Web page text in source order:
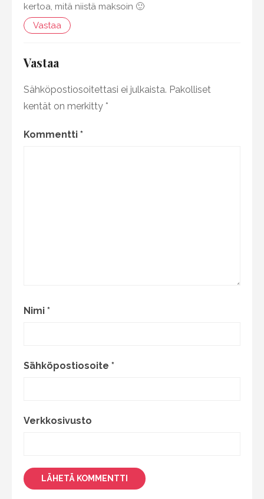
kertoa, mitä niistä maksoin 🙂
Vastaa
Vastaa
Sähköpostiosoitettasi ei julkaista. Pakolliset
kentät on merkitty *
Kommentti *
Nimi *
Sähköpostiosoite *
Verkkosivusto